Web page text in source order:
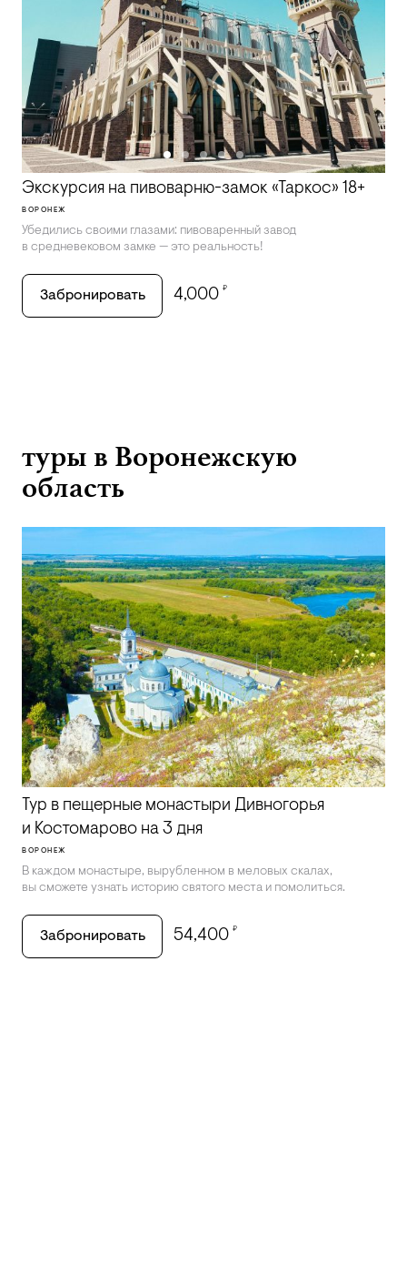
Экскурсия на пивоварню-замок «‎Таркос» 18+
ВОРОНЕЖ
Убедились своими глазами: пивоваренный завод
в средневековом замке — это реальность!
Забронировать 4,000 ₽
туры в Воронежскую
область
Тур в пещерные монастыри Дивногорья
и Костомарово на 3 дня
ВОРОНЕЖ
В каждом монастыре, вырубленном в меловых скалах,
вы сможете узнать историю святого места и помолиться.
Забронировать 54,400 ₽